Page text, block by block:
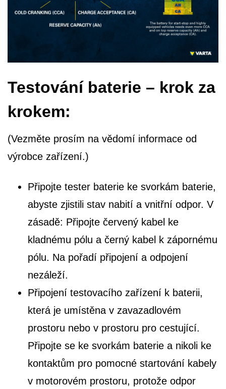
Testování baterie – krok za
krokem:
(Vezměte prosím na vědomí informace od
výrobce zařízení.)
Připojte tester baterie ke svorkám baterie,
abyste zjistili stav nabití a vnitřní odpor. V
zásadě: Připojte červený kabel ke
kladnému pólu a černý kabel k zápornému
pólu. Na pořadí připojení a odpojení
nezáleží.
Připojení testovacího zařízení k baterii,
která je umístěna v zavazadlovém
prostoru nebo v prostoru pro cestující.
Připojte se ke svorkám baterie a nikoli ke
kontaktům pro pomocné startování kabely
v motorovém prostoru, protože odpor